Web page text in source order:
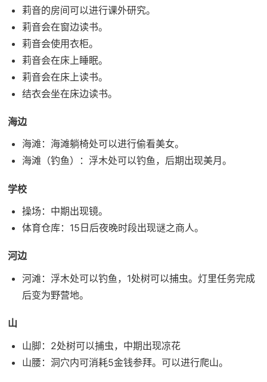
莉音的房间可以进行课外研究。
莉音会在窗边读书。
莉音会使用衣柜。
莉音会在床上睡眠。
莉音会在床上读书。
结衣会坐在床边读书。
海边
海滩：海滩躺椅处可以进行偷看美女。
海滩（钓鱼）：浮木处可以钓鱼，后期出现美月。
学校
操场：中期出现镜。
体育仓库：15日后夜晚时段出现谜之商人。
河边
河滩：浮木处可以钓鱼，1处树可以捕虫。灯里任务完成
后变为野营地。
山
山脚：2处树可以捕虫，中期出现凉花
山腰：洞穴内可消耗5金钱参拜。可以进行爬山。